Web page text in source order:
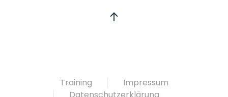
Training
Impressum